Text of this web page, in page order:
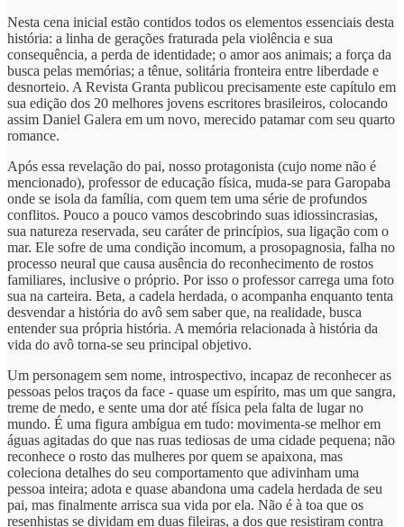
Nesta cena inicial estão contidos todos os elementos essenciais desta
história: a linha de gerações fraturada pela violência e sua
consequência, a perda de identidade; o amor aos animais; a força da
busca pelas memórias; a tênue, solitária fronteira entre liberdade e
desnorteio. A Revista Granta publicou precisamente este capítulo em
sua edição dos 20 melhores jovens escritores brasileiros, colocando
assim Daniel Galera em um novo, merecido patamar com seu quarto
romance.
Após essa revelação do pai, nosso protagonista (cujo nome não é
mencionado), professor de educação física, muda-se para Garopaba
onde se isola da família, com quem tem uma série de profundos
conflitos. Pouco a pouco vamos descobrindo suas idiossincrasias,
sua natureza reservada, seu caráter de princípios, sua ligação com o
mar. Ele sofre de uma condição incomum, a prosopagnosia, falha no
processo neural que causa ausência do reconhecimento de rostos
familiares, inclusive o próprio. Por isso o professor carrega uma foto
sua na carteira. Beta, a cadela herdada, o acompanha enquanto tenta
desvendar a história do avô sem saber que, na realidade, busca
entender sua própria história. A memória relacionada à história da
vida do avô torna-se seu principal objetivo.
Um personagem sem nome, introspectivo, incapaz de reconhecer as
pessoas pelos traços da face - quase um espírito, mas um que sangra,
treme de medo, e sente uma dor até física pela falta de lugar no
mundo. É uma figura ambígua em tudo: movimenta-se melhor em
águas agitadas do que nas ruas tediosas de uma cidade pequena; não
reconhece o rosto das mulheres por quem se apaixona, mas
coleciona detalhes do seu comportamento que adivinham uma
pessoa inteira; adota e quase abandona uma cadela herdada de seu
pai, mas finalmente arrisca sua vida por ela. Não é à toa que os
resenhistas se dividam em duas fileiras, a dos que resistiram contra